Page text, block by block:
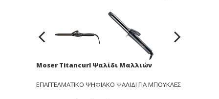
Moser Titancurl Ψαλίδι Μαλλιών
ΕΠΑΓΓΕΛΜΑΤΙΚΟ ΨΗΦΙΑΚΟ ΨΑΛΙΔΙ ΓΙΑ ΜΠΟΥΚΛΕΣ